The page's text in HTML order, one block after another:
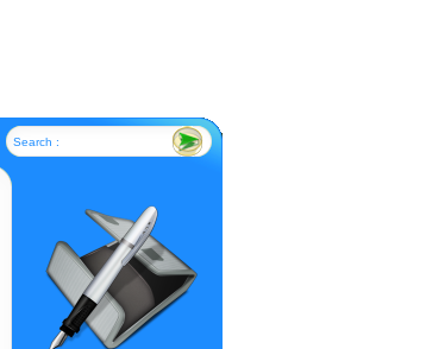
Search :